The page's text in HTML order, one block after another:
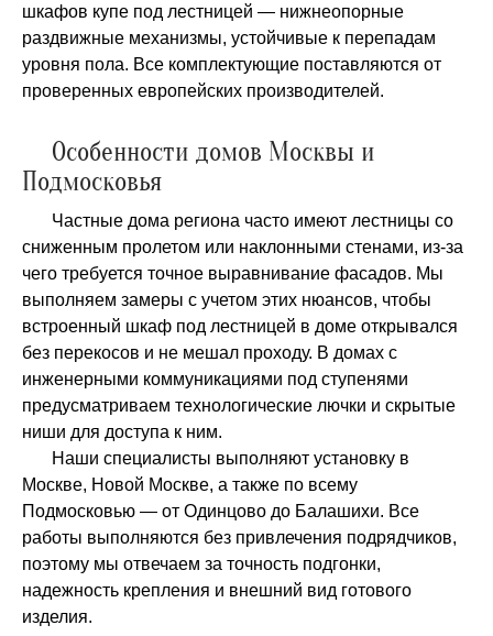
шкафов купе под лестницей — нижнеопорные
раздвижные механизмы, устойчивые к перепадам
уровня пола. Все комплектующие поставляются от
проверенных европейских производителей.
Особенности домов Москвы и
Подмосковья
Частные дома региона часто имеют лестницы со
сниженным пролетом или наклонными стенами, из-за
чего требуется точное выравнивание фасадов. Мы
выполняем замеры с учетом этих нюансов, чтобы
встроенный шкаф под лестницей в доме открывался
без перекосов и не мешал проходу. В домах с
инженерными коммуникациями под ступенями
предусматриваем технологические лючки и скрытые
ниши для доступа к ним.
Наши специалисты выполняют установку в
Москве, Новой Москве, а также по всему
Подмосковью — от Одинцово до Балашихи. Все
работы выполняются без привлечения подрядчиков,
поэтому мы отвечаем за точность подгонки,
надежность крепления и внешний вид готового
изделия.